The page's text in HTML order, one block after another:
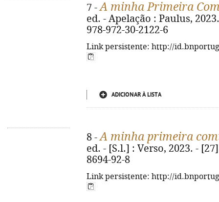
7 -A minha Primeira
ed. - Apelação : Paulus,
978-972-30-2122-6
Link persistente: http://
ADICIONAR À LISTA
8 -A minha primeira
ed. - [S.l.] : Verso, 2023. -
8694-92-8
Link persistente: http://